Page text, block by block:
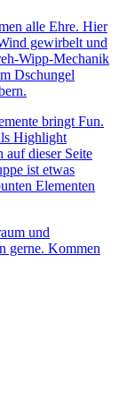
alle Ehre. Hier
gewirbelt und
Wipp-Mechanik
Dschungel
bringt Fun.
Highlight
auf dieser Seite
ist etwas
Elementen
und
gerne. Kommen